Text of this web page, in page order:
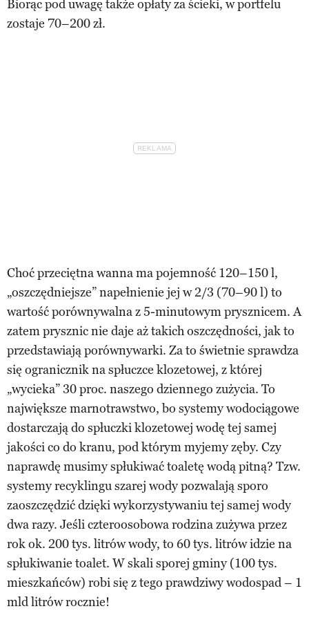
Biorąc pod uwagę także opłaty za ścieki, w portfelu
zostaje 70–200 zł.
Choć przeciętna wanna ma pojemność 120–150 l,
„oszczędniejsze” napełnienie jej w 2/3 (70–90 l) to
wartość porównywalna z 5-minutowym prysznicem. A
zatem prysznic nie daje aż takich oszczędności, jak to
przedstawiają porównywarki. Za to świetnie sprawdza
się ogranicznik na spłuczce klozetowej, z której
„wycieka” 30 proc. naszego dziennego zużycia. To
największe marnotrawstwo, bo systemy wodociągowe
dostarczają do spłuczki klozetowej wodę tej samej
jakości co do kranu, pod którym myjemy zęby. Czy
naprawdę musimy spłukiwać toaletę wodą pitną? Tzw.
systemy recyklingu szarej wody pozwalają sporo
zaoszczędzić dzięki wykorzystywaniu tej samej wody
dwa razy. Jeśli czteroosobowa rodzina zużywa przez
rok ok. 200 tys. litrów wody, to 60 tys. litrów idzie na
spłukiwanie toalet. W skali sporej gminy (100 tys.
mieszkańców) robi się z tego prawdziwy wodospad – 1
mld litrów rocznie!